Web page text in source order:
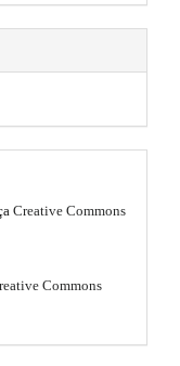
Creative Commons
Commons